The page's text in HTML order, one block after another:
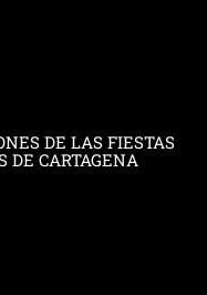
DE LAS FIESTAS
DE CARTAGENA